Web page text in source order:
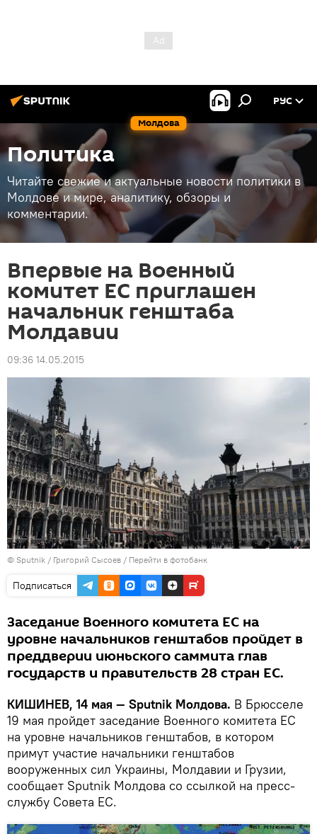
Молдова
РУС
Политика
Читайте свежие и актуальные новости политики в
Молдове и мире, аналитику, обзоры и
комментарии.
Впервые на Военный
комитет ЕС приглашен
начальник генштаба
Молдавии
09:36 14.05.2015
© Sputnik / Григорий Сысоев / Перейти в фотобанк
Подписаться
Заседание Военного комитета ЕС на
уровне начальников генштабов пройдет в
преддверии июньского саммита глав
государств и правительств 28 стран ЕС.
КИШИНЕВ, 14 мая — Sputnik Молдова. В Брюсселе
19 мая пройдет заседание Военного комитета ЕС
на уровне начальников генштабов, в котором
примут участие начальники генштабов
вооруженных сил Украины, Молдавии и Грузии,
сообщает Sputnik Молдова со ссылкой на пресс-
службу Совета ЕС.